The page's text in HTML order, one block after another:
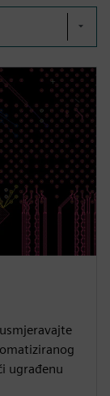
ugrađenu